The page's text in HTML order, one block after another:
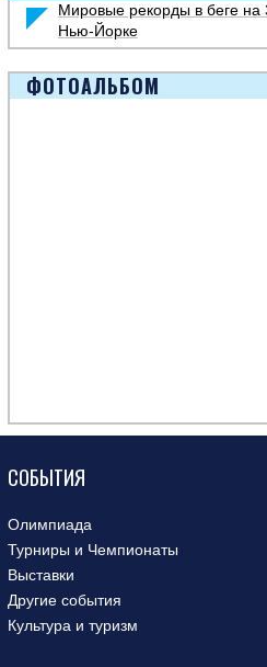
Мировые рекорды в беге
Нью-Йорке
ФОТОАЛЬБОМ
СОБЫТИЯ
Олимпиада
Турниры и Чемпионаты
Выставки
Другие события
Культура и туризм